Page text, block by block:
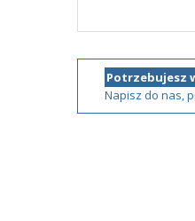
Potrzebujesz
Napisz do nas,